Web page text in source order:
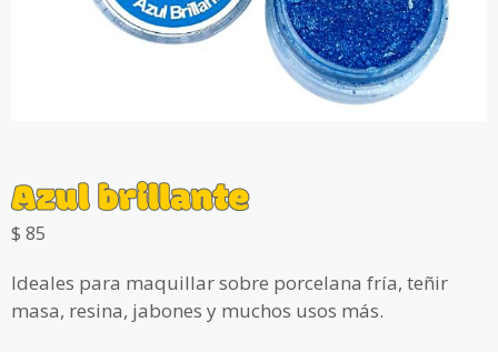
Azul brillante
$ 85
Ideales para maquillar sobre porcelana fría, teñir
masa, resina, jabones y muchos usos más.